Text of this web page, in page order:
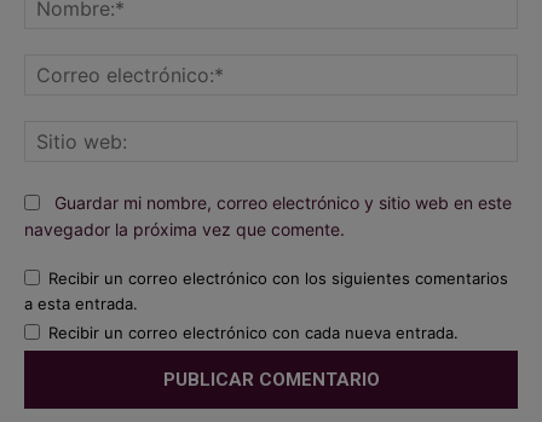
Guardar mi nombre, correo electrónico y sitio web en este
navegador la próxima vez que comente.
Recibir un correo electrónico con los siguientes comentarios
a esta entrada.
Recibir un correo electrónico con cada nueva entrada.